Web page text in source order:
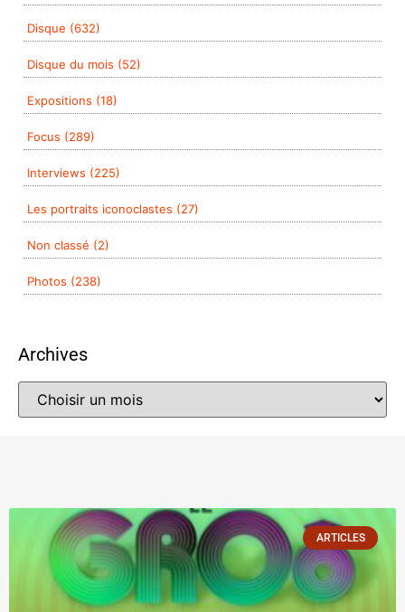
Disque (632)
Disque du mois (52)
Expositions (18)
Focus (289)
Interviews (225)
Les portraits iconoclastes (27)
Non classé (2)
Photos (238)
Archives
ARTICLES